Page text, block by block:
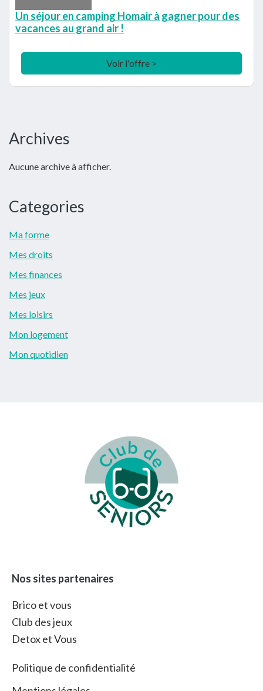
Un séjour en camping Homair à gagner pour des
vacances au grand air !
Voir l'offre >
Barre
principale
Archives
Aucune archive à afficher.
Categories
Ma forme
Mes droits
Mes finances
Mes jeux
Mes loisirs
Mon logement
Mon quotidien
Nos sites partenaires
Brico et vous
Club des jeux
Detox et Vous
Politique de confidentialité